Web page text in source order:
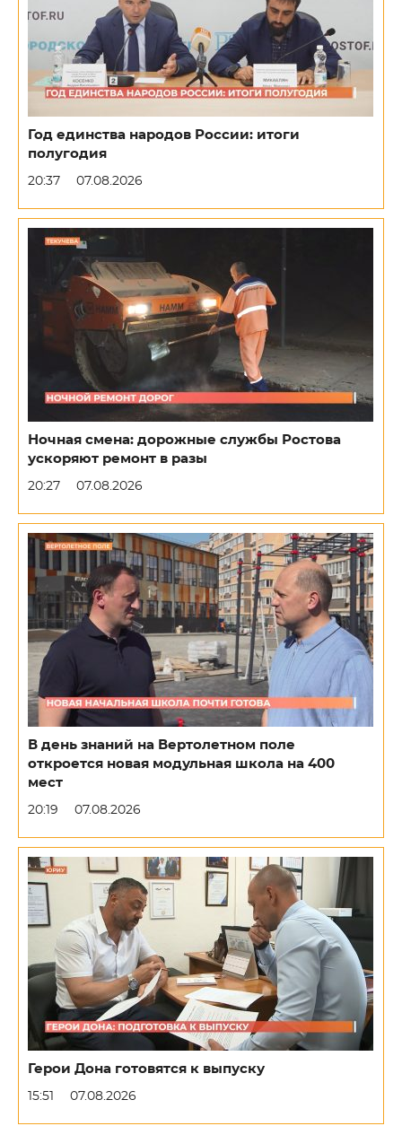
Год единства народов России: итоги
полугодия
20:37 07.08.2026
Ночная смена: дорожные службы Ростова
ускоряют ремонт в разы
20:27 07.08.2026
В день знаний на Вертолетном поле
откроется новая модульная школа на 400
мест
20:19 07.08.2026
Герои Дона готовятся к выпуску
15:51 07.08.2026